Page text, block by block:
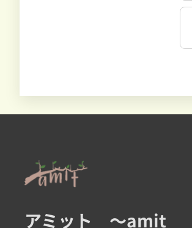
アミット ～amit